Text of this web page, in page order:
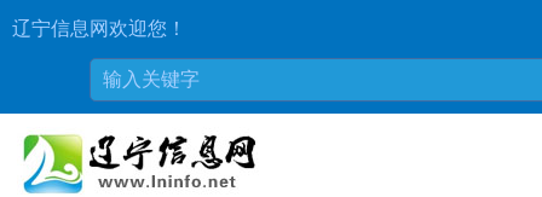
辽宁信息网欢迎您！